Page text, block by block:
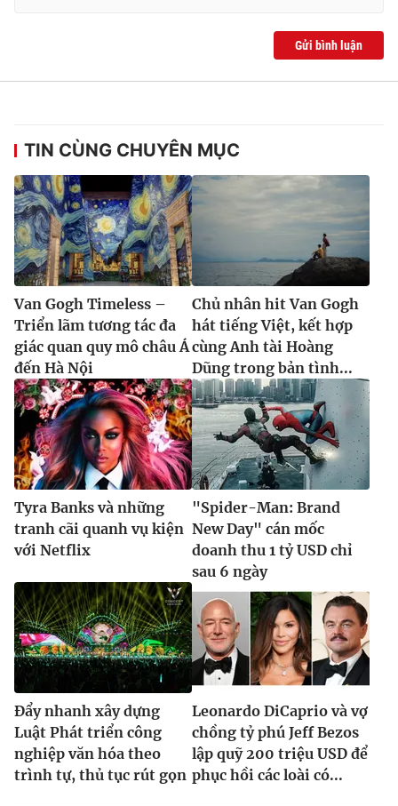
Gửi bình luận
TIN CÙNG CHUYÊN MỤC
Van Gogh Timeless –
Triển lãm tương tác đa
giác quan quy mô châu Á
đến Hà Nội
Chủ nhân hit Van Gogh
hát tiếng Việt, kết hợp
cùng Anh tài Hoàng
Dũng trong bản tình...
Tyra Banks và những
tranh cãi quanh vụ kiện
với Netflix
"Spider-Man: Brand
New Day" cán mốc
doanh thu 1 tỷ USD chỉ
sau 6 ngày
Đẩy nhanh xây dựng
Luật Phát triển công
nghiệp văn hóa theo
trình tự, thủ tục rút gọn
Leonardo DiCaprio và vợ
chồng tỷ phú Jeff Bezos
lập quỹ 200 triệu USD để
phục hồi các loài có...